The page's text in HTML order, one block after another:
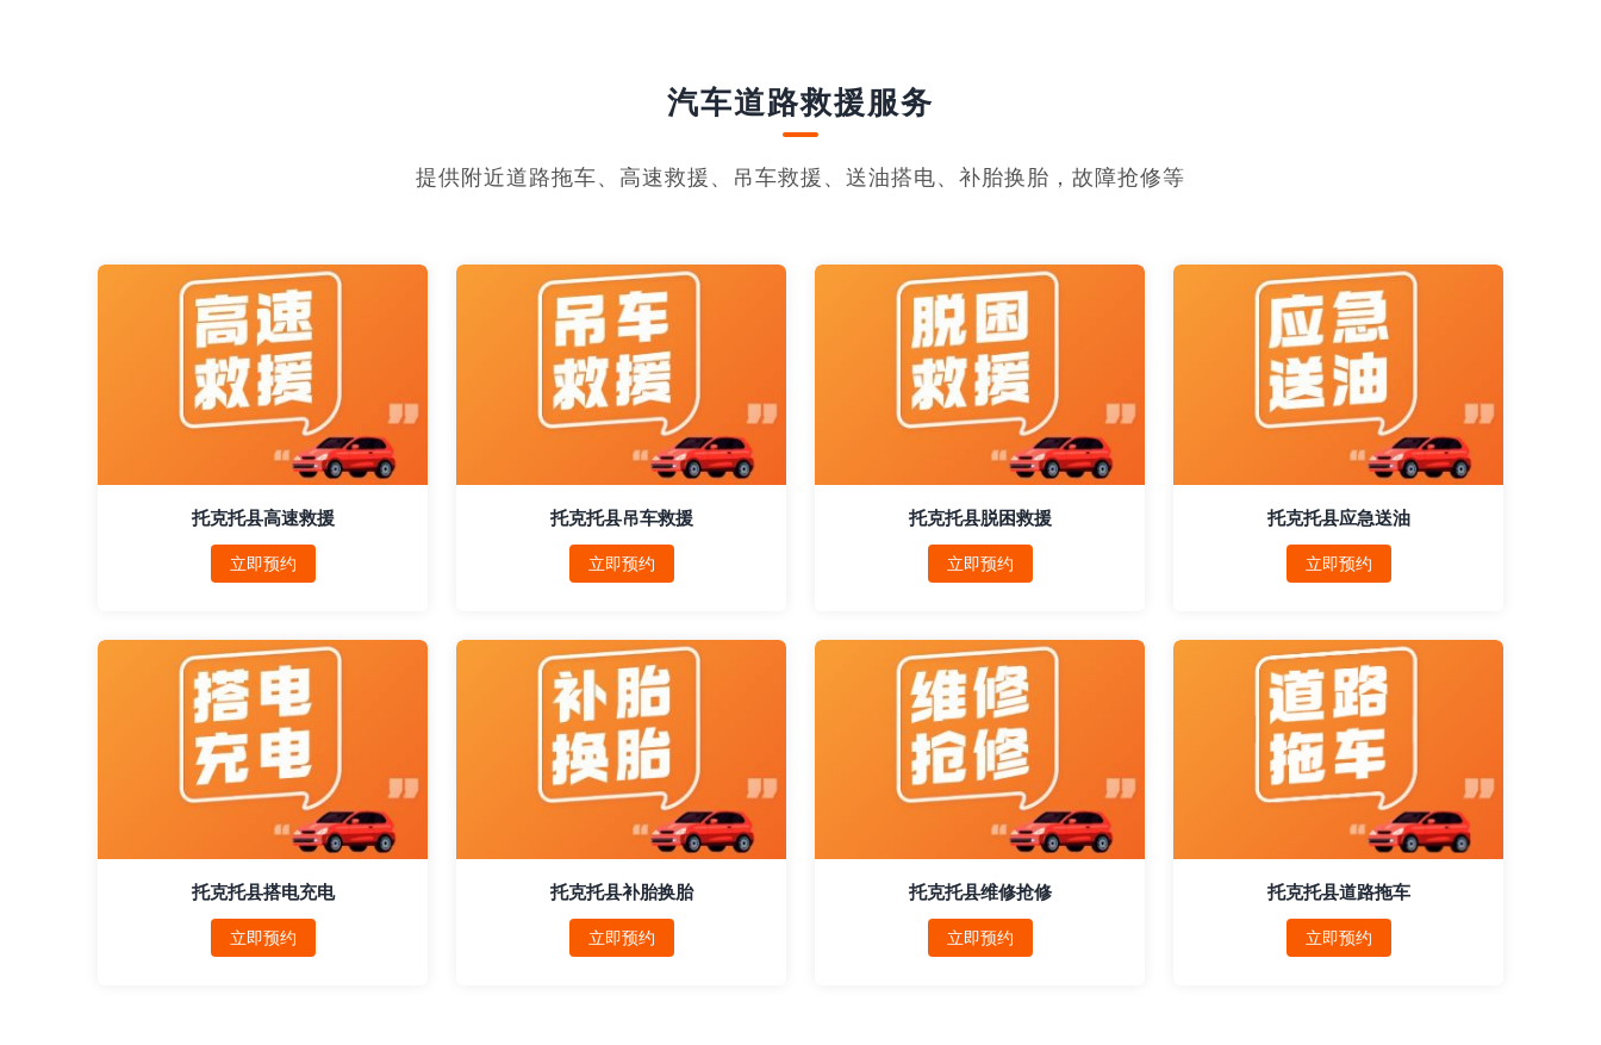
汽车道路救援服务
提供附近道路拖车、高速救援、吊车救援、送油搭电、补胎换胎，故障抢修等
托克托县高速救援
立即预约
托克托县吊车救援
立即预约
托克托县脱困救援
立即预约
托克托县应急送油
立即预约
托克托县搭电充电
立即预约
托克托县补胎换胎
立即预约
托克托县维修抢修
立即预约
托克托县道路拖车
立即预约